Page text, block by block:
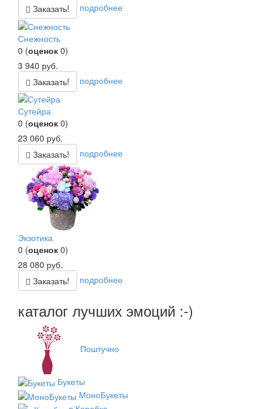
Заказать!
подробнее
Снежность
0 (оценок 0)
3 940 руб.
Заказать!
подробнее
Сутейра
0 (оценок 0)
23 060 руб.
Заказать!
подробнее
Экзотика
0 (оценок 0)
28 080 руб.
Заказать!
подробнее
каталог лучших эмоций :-)
Поштучно
Букеты
МоноБукеты